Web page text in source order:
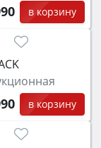
в корзину
в корзину